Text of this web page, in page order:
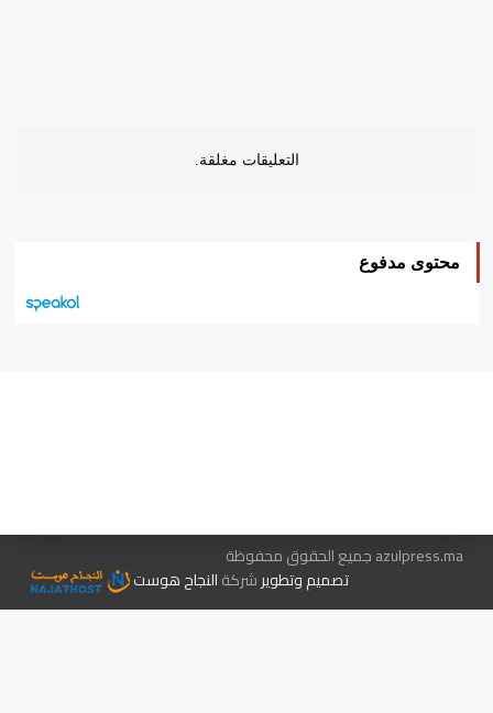
التعليقات مغلقة.
محتوى مدفوع
azulpress.ma جميع الحقوق محفوظة
تصميم وتطويرشركةالنجاح هوست